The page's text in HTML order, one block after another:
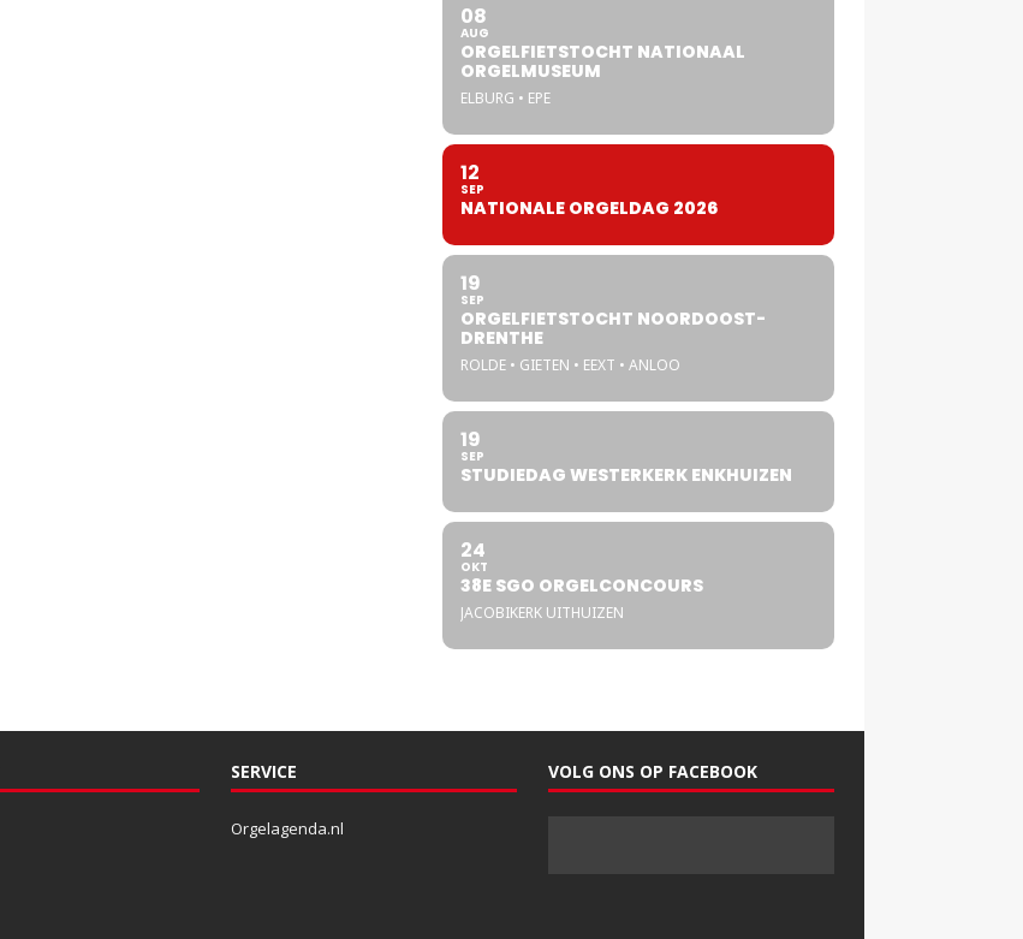
08
AUG
ORGELFIETSTOCHT NATIONAAL
ORGELMUSEUM
ELBURG • EPE
12
SEP
NATIONALE ORGELDAG 2026
19
SEP
ORGELFIETSTOCHT NOORDOOST-
DRENTHE
ROLDE • GIETEN • EEXT • ANLOO
19
SEP
STUDIEDAG WESTERKERK ENKHUIZEN
24
OKT
38E SGO ORGELCONCOURS
JACOBIKERK UITHUIZEN
SERVICE
Orgelagenda.nl
VOLG ONS OP FACEBOOK